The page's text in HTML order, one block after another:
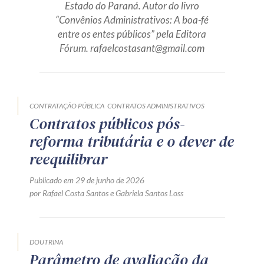
Produtos e serviços
Zênite Fácil IA
Capacitação
Zênite Online
Eventos presenciais
Estado do Paraná. Autor do livro
“Convênios Administrativos: A boa-fé
entre os entes públicos” pela Editora
Fórum. rafaelcostasant@gmail.com
CONTRATAÇÃO PÚBLICA CONTRATOS ADMINISTRATIVOS
Contratos públicos pós-
reforma tributária e o dever de
reequilibrar
Publicado em 29 de junho de 2026
por Rafael Costa SantoseGabriela Santos Loss
DOUTRINA